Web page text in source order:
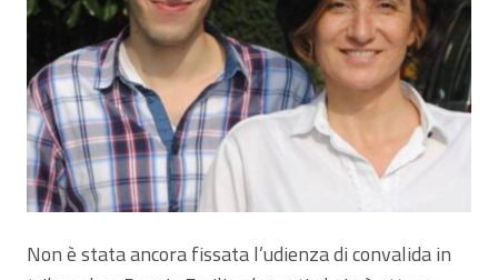
Non è stata ancora fissata l’udienza di convalida in